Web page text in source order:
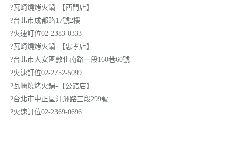
?瓦崎燒烤火鍋-【西門店】
?台北市成都路17號2樓
?火速訂位02-2383-0333
?瓦崎燒烤火鍋-【忠孝店】
?台北市大安區敦化南路一段160巷60號
?火速訂位02-2752-5099
?瓦崎燒烤火鍋-【公館店】
?台北市中正區汀洲路三段299號
?火速訂位02-2369-0696